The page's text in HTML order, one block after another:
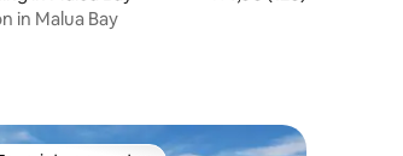
in Malua Bay